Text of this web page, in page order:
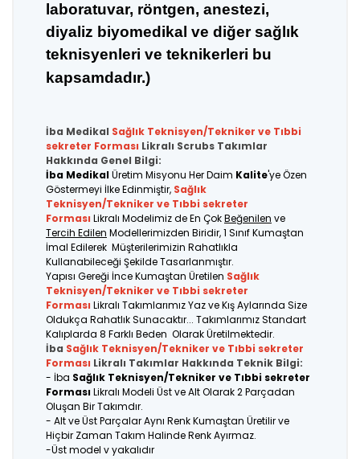
laboratuvar, röntgen, anestezi,
diyaliz biyomedikal ve diğer sağlık
teknisyenleri ve teknikerleri bu
kapsamdadır.)
İba Medikal Sağlık Teknisyen/Tekniker ve Tıbbi
sekreter Forması Likralı Scrubs Takımlar
Hakkında Genel Bilgi:
İba MedikalÜretim Misyonu Her Daim Kalite'ye Özen
Göstermeyi İlke Edinmiştir, Sağlık
Teknisyen/Tekniker ve Tıbbi sekreter
Forması Likralı Modelimiz de En ÇokBeğenilen ve
Tercih Edilen Modellerimizden Biridir, 1 Sınıf Kumaştan
İmal Edilerek Müşterilerimizin Rahatlıkla
Kullanabileceği Şekilde Tasarlanmıştır.
Yapısı Gereği İnce Kumaştan Üretilen Sağlık
Teknisyen/Tekniker ve Tıbbi sekreter
Forması Likralı Takımlarımız Yaz ve Kış Aylarında Size
Oldukça Rahatlık Sunacaktır... Takımlarımız Standart
Kalıplarda 8 Farklı Beden Olarak Üretilmektedir.
İba Sağlık Teknisyen/Tekniker ve Tıbbi sekreter
Forması Likralı Takımlar Hakkında Teknik Bilgi:
- İba Sağlık Teknisyen/Tekniker ve Tıbbi sekreter
FormasıLikralı Modeli Üst ve Alt Olarak 2 Parçadan
Oluşan Bir Takımdır.
- Alt ve Üst Parçalar Aynı Renk Kumaştan Üretilir ve
Hiçbir Zaman Takım Halinde Renk Ayırmaz.
-Üst model v yakalıdır